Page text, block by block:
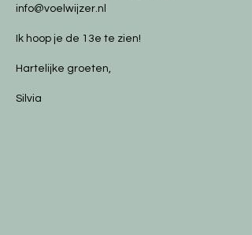
info@voelwijzer.nl
Ik hoop je de 13e te zien!
Hartelijke groeten,
Silvia